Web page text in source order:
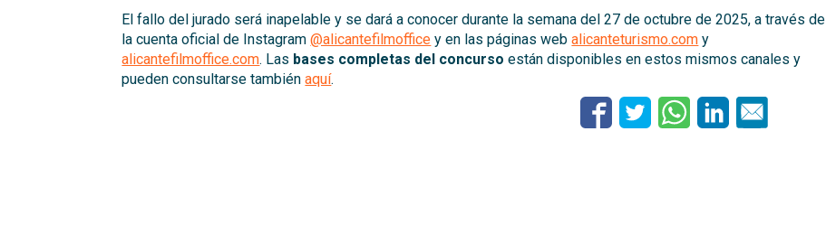
El fallo del jurado será inapelable y se dará a conocer durante la semana del 27 de octubre de 2025, a través de
la cuenta oficial de Instagram@alicantefilmoffice y en las páginas webalicanteturismo.com y
alicantefilmoffice.com. Las bases completas del concurso están disponibles en estos mismos canales y
pueden consultarse tambiénaquí.